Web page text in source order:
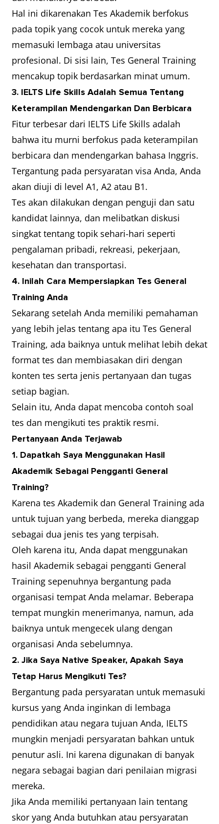
Hal ini dikarenakan Tes Akademik berfokus
pada topik yang cocok untuk mereka yang
memasuki lembaga atau universitas
profesional. Di sisi lain, Tes General Training
mencakup topik berdasarkan minat umum.
3. IELTS Life Skills Adalah Semua Tentang
Keterampilan Mendengarkan Dan Berbicara
Fitur terbesar dari IELTS Life Skills adalah
bahwa itu murni berfokus pada keterampilan
berbicara dan mendengarkan bahasa Inggris.
Tergantung pada persyaratan visa Anda, Anda
akan diuji di level A1, A2 atau B1.
Tes akan dilakukan dengan penguji dan satu
kandidat lainnya, dan melibatkan diskusi
singkat tentang topik sehari-hari seperti
pengalaman pribadi, rekreasi, pekerjaan,
kesehatan dan transportasi.
4. Inilah Cara Mempersiapkan Tes General
Training Anda
Sekarang setelah Anda memiliki pemahaman
yang lebih jelas tentang apa itu Tes General
Training, ada baiknya untuk melihat lebih dekat
format tes dan membiasakan diri dengan
konten tes serta jenis pertanyaan dan tugas
setiap bagian.
Selain itu, Anda dapat mencoba contoh soal
tes dan mengikuti tes praktik resmi.
Pertanyaan Anda Terjawab
1. Dapatkah Saya Menggunakan Hasil
Akademik Sebagai Pengganti General
Training?
Karena tes Akademik dan General Training ada
untuk tujuan yang berbeda, mereka dianggap
sebagai dua jenis tes yang terpisah.
Oleh karena itu, Anda dapat menggunakan
hasil Akademik sebagai pengganti General
Training sepenuhnya bergantung pada
organisasi tempat Anda melamar. Beberapa
tempat mungkin menerimanya, namun, ada
baiknya untuk mengecek ulang dengan
organisasi Anda sebelumnya.
2. Jika Saya Native Speaker, Apakah Saya
Tetap Harus Mengikuti Tes?
Bergantung pada persyaratan untuk memasuki
kursus yang Anda inginkan di lembaga
pendidikan atau negara tujuan Anda, IELTS
mungkin menjadi persyaratan bahkan untuk
penutur asli. Ini karena digunakan di banyak
negara sebagai bagian dari penilaian migrasi
mereka.
Jika Anda memiliki pertanyaan lain tentang
skor yang Anda butuhkan atau persyaratan